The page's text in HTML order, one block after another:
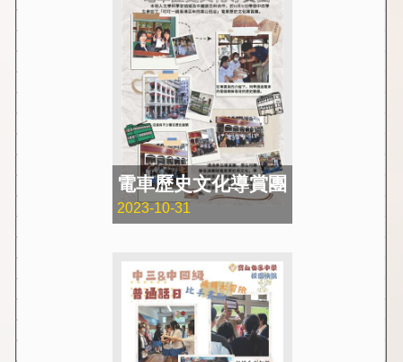
電車歷史文化導賞團
2023-10-31